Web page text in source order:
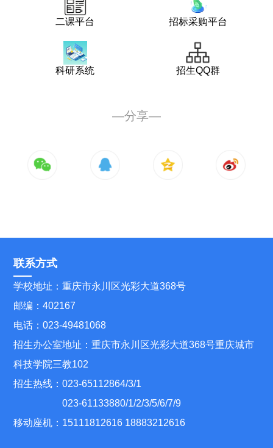
二课平台 招标采购平台
科研系统 招生QQ群
—分享—
联系方式
学校地址：重庆市永川区光彩大道368号
邮编：402167
电话：023-49481068
招生办公室地址：重庆市永川区光彩大道368号重庆城市
科技学院三教102
招生热线：023-65112864/3/1
023-61133880/1/2/3/5/6/7/9
移动座机：15111812616 18883212616